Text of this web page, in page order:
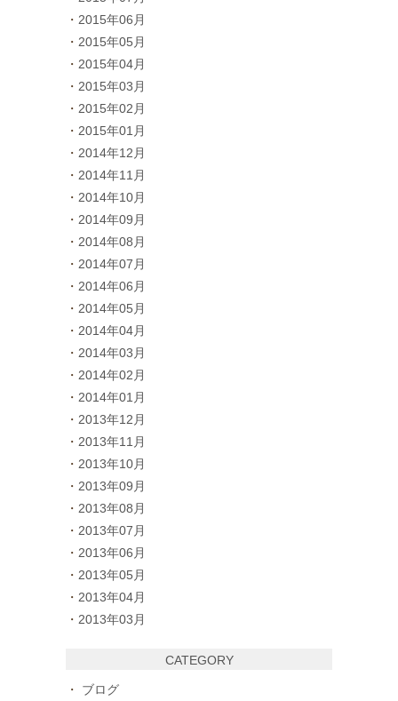
2015年06月
2015年05月
2015年04月
2015年03月
2015年02月
2015年01月
2014年12月
2014年11月
2014年10月
2014年09月
2014年08月
2014年07月
2014年06月
2014年05月
2014年04月
2014年03月
2014年02月
2014年01月
2013年12月
2013年11月
2013年10月
2013年09月
2013年08月
2013年07月
2013年06月
2013年05月
2013年04月
2013年03月
CATEGORY
ブログ